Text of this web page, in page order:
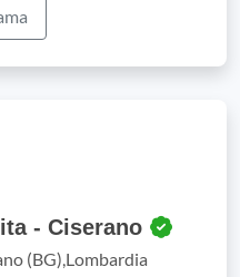
- Ciserano
(BG),Lombardia